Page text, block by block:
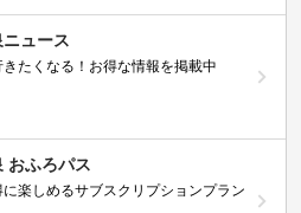
ュース
たくなる！お得な情報を掲載中
おふろパス
楽しめるサブスクリプションプラン